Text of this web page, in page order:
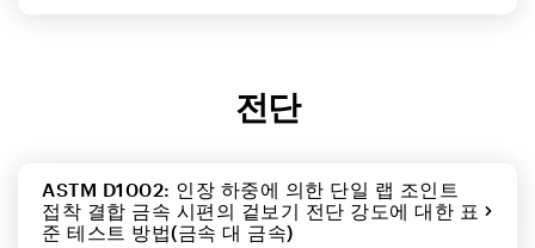
전단
ASTM D1002: 인장 하중에 의한 단일 랩 조인트
접착 결합 금속 시편의 겉보기 전단 강도에 대한 표
준 테스트 방법(금속 대 금속)